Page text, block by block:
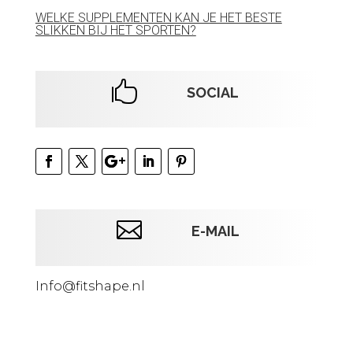
WELKE SUPPLEMENTEN KAN JE HET BESTE
SLIKKEN BIJ HET SPORTEN?
 SOCIAL
 E-MAIL
Info@fitshape.nl